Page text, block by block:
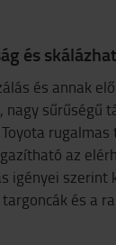
és
és annak
sűrűségű
az
igényei szerint
és a